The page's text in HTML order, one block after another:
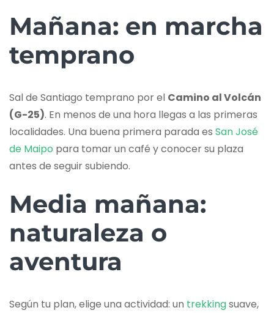
Mañana: en marcha
temprano
Sal de Santiago temprano por el Camino al Volcán
(G-25). En menos de una hora llegas a las primeras
localidades. Una buena primera parada es San José
de Maipo para tomar un café y conocer su plaza
antes de seguir subiendo.
Media mañana:
naturaleza o
aventura
Según tu plan, elige una actividad: un trekkingsuave,